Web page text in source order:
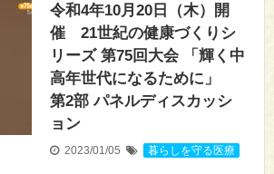
令和4年10月20日（木）開
催 21世紀の健康づくりシ
リーズ 第75回大会 「輝く中
高年世代になるために」
第2部 パネルディスカッシ
ョン
2023/01/05 暮らしを守る医療